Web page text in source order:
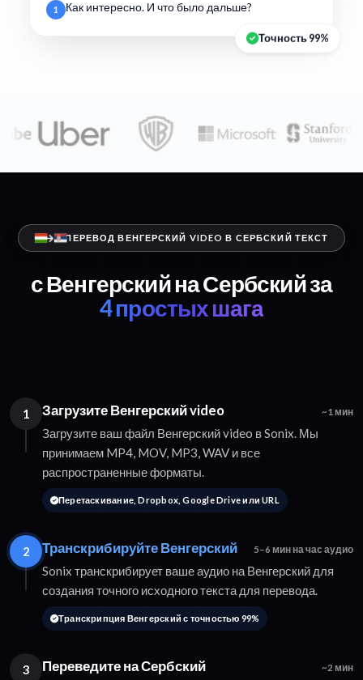
1 Как интересно. И что было дальше?
Точность 99%
ПЕРЕВОД ВЕНГЕРСКИЙ VIDEO В СЕРБСКИЙ ТЕКСТ
с Венгерский на Сербский за
4 простых шага
1 Загрузите Венгерский video ~1 мин
Загрузите ваш файл Венгерский video в Sonix. Мы
принимаем MP4, MOV, MP3, WAV и все
распространенные форматы.
Перетаскивание, Dropbox, Google Drive или URL
2 Транскрибируйте Венгерский 5–6 мин на час аудио
Sonix транскрибирует ваше аудио на Венгерский для
создания точного исходного текста для перевода.
Транскрипция Венгерский с точностью 99%
3 Переведите на Сербский ~2 мин